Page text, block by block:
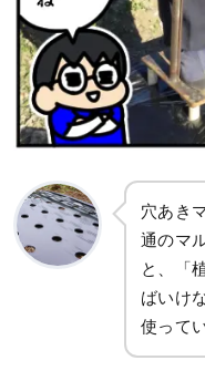
穴あき
通のマ
と、「
ばいけ
使って